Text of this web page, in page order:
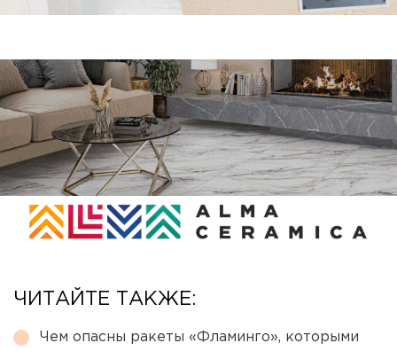
ЧИТАЙТЕ ТАКЖЕ:
Чем опасны ракеты «Фламинго», которыми